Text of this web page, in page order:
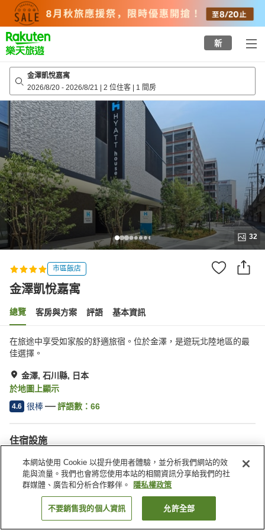
top
page
新
金澤凱悅嘉寓
2026/8/20 - 2026/8/21 | 2 位住客 | 1 間房
32
市區飯店
金澤凱悅嘉寓
總覽 客房與方案 評語 基本資訊
在旅途中享受如家般的舒適旅宿。位於金澤，是遊玩北陸地區的最
佳選擇。
金澤, 石川縣, 日本
於地圖上顯示
4.6 很棒 評語數： 66
住宿設施
健身房
餐廳
休息室
酒吧
找客房
本網站使用 Cookie 以提升使用者體驗，並分析我們網站的效
能與流量。我們也會將您使用本站的相關資訊分享給我們的社
群媒體、廣告和分析合作夥伴。
隱私權政策
不要銷售我的個人資訊 允許全部